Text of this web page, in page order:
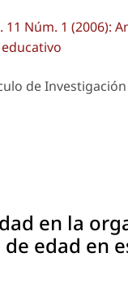
11 Núm. 1 (2006):
de Investigación
en la
edad en